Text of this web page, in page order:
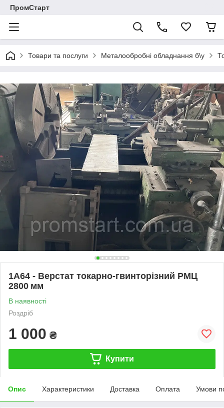
ПромСтарт
Товари та послуги Металообробні обладнання б\у
1А64 - Верстат токарно-гвинторізний РМЦ
2800 мм
В наявності
Роздріб
1 000 ₴
Купити
Опис Характеристики Доставка Оплата Умови